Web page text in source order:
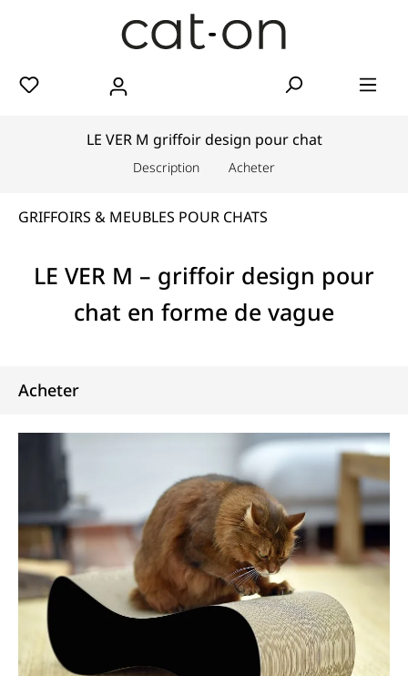
LE VER M griffoir design pour chat
Description Acheter
GRIFFOIRS & MEUBLES POUR CHATS
LE VER M – griffoir design pour
chat en forme de vague
Acheter
Bildergalerie überspringen